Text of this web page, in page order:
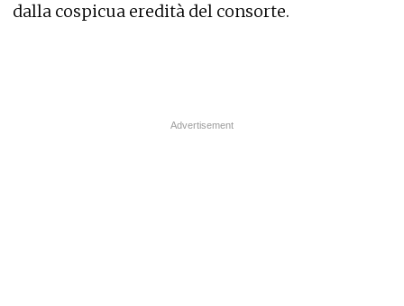
dalla cospicua eredità del consorte.